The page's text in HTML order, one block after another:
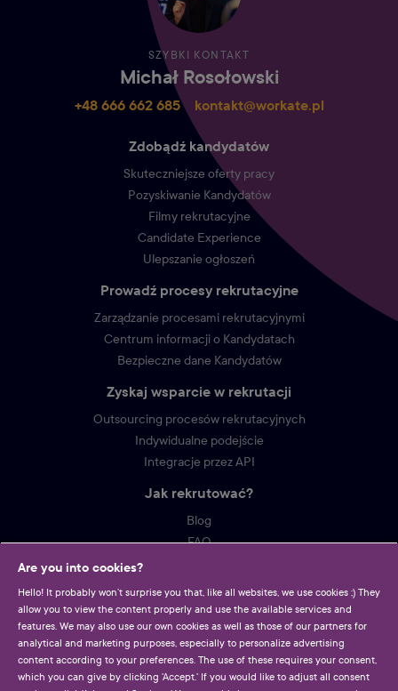
SZYBKI KONTAKT
Michał Rosołowski
+48 666 662 685‬ kontakt@workate.pl
Zdobądź kandydatów
Skuteczniejsze oferty pracy
Pozyskiwanie Kandydatów
Filmy rekrutacyjne
Candidate Experience
Ulepszanie ogłoszeń
Prowadź procesy rekrutacyjne
Zarządzanie procesami rekrutacyjnymi
Centrum informacji o Kandydatach
Bezpieczne dane Kandydatów
Zyskaj wsparcie w rekrutacji
Outsourcing procesów rekrutacyjnych
Indywidualne podejście
Integracje przez API
Jak rekrutować?
Blog
FAQ
Cennik
Kontakt
Regulamin
Polityka prywatności
RODO
Are you into cookies?
Hello! It probably won’t surprise you that, like all websites, we use cookies ;) They
allow you to view the content properly and use the available services and
features. We may also use our own cookies as well as those of our partners for
analytical and marketing purposes, especially to personalize advertising
content according to your preferences. The use of these requires your consent,
which you can give by clicking 'Accept.' If you would like to adjust all consent